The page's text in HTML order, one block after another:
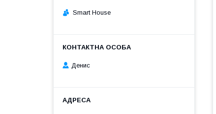
Smart House
Денис